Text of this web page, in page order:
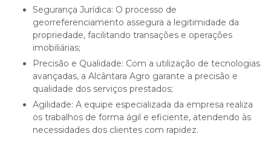
Segurança Jurídica: O processo de
georreferenciamento assegura a legitimidade da
propriedade, facilitando transações e operações
imobiliárias;
Precisão e Qualidade: Com a utilização de tecnologias
avançadas, a Alcântara Agro garante a precisão e
qualidade dos serviços prestados;
Agilidade: A equipe especializada da empresa realiza
os trabalhos de forma ágil e eficiente, atendendo às
necessidades dos clientes com rapidez.